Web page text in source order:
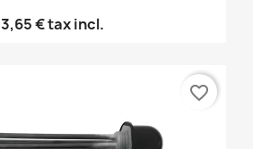
3,65 €tax incl.
favorite_border